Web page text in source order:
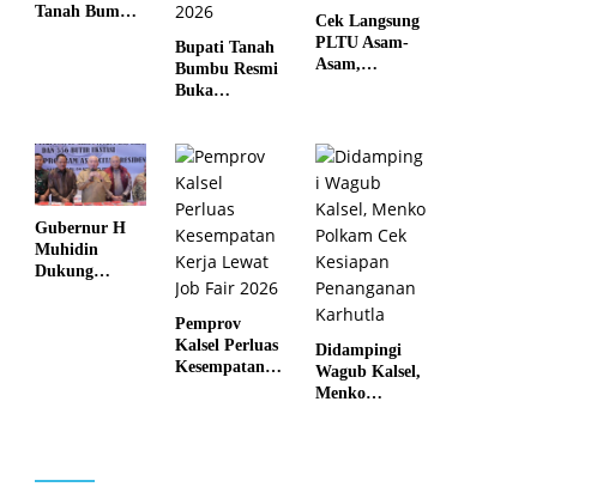
Tanah Bumbu
Bupati Tanah
Bumbu Resmi
Buka
dan Pelatihan
Calon
2026
Cek Langsung
PLTU Asam-
Asam,
Perbaikan
Listrik Terus
Dikebut
Gubernur H
Muhidin
Dukung
Pemprov
Kalsel Perluas
Kesempatan
Didampingi
Wagub Kalsel,
Menko